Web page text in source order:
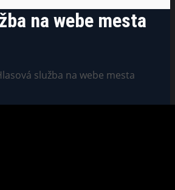
na webe mesta
služba na webe mesta